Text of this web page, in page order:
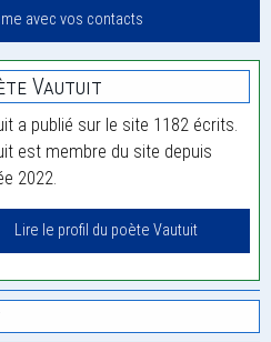
avec vos contacts
Vautuit
a publié sur le site 1182 écrits.
est membre du site depuis
2022.
Lire le profil du poète Vautuit